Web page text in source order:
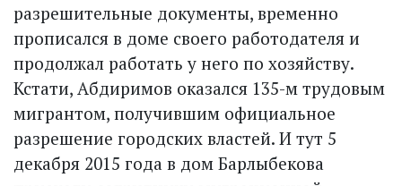
разрешительные документы, временно
прописался в доме своего работодателя и
продолжал работать у него по хозяйству.
Кстати, Абдиримов оказался 135-м трудовым
мигрантом, получившим официальное
разрешение городских властей. И тут 5
декабря 2015 года в дом Барлыбекова